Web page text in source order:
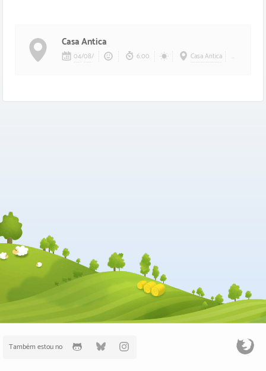
Casa Antica
04/08/ 6:00 Casa Antica
Também estou no